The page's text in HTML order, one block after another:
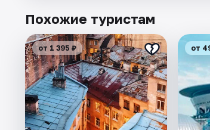
Похожие туристам
от 1 395 ₽ от